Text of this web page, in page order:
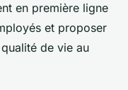
en première ligne
et proposer
de vie au